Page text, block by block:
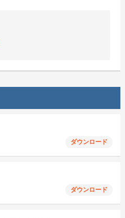
ダウンロード
ダウンロード